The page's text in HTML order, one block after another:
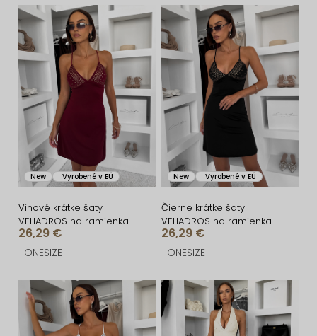
n
i
e
p
r
o
d
u
k
t
o
v
V
ý
p
i
s
p
o
d
u
k
o
v
New Vyrobené v EÚ
Vínové krátke šaty
VELIADROS na ramienka
26,29 €
ONESIZE
New Vyrobené v EÚ
Čierne krátke šaty
VELIADROS na ramienka
26,29 €
ONESIZE